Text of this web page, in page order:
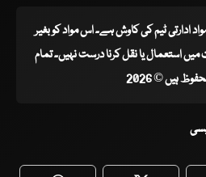
ادارتی ٹیم کی کاوش ہے۔ اس مواد کو بغیر
استعمال یا نقل کرنا درست نہیں۔ تمام
ہیں © 2026